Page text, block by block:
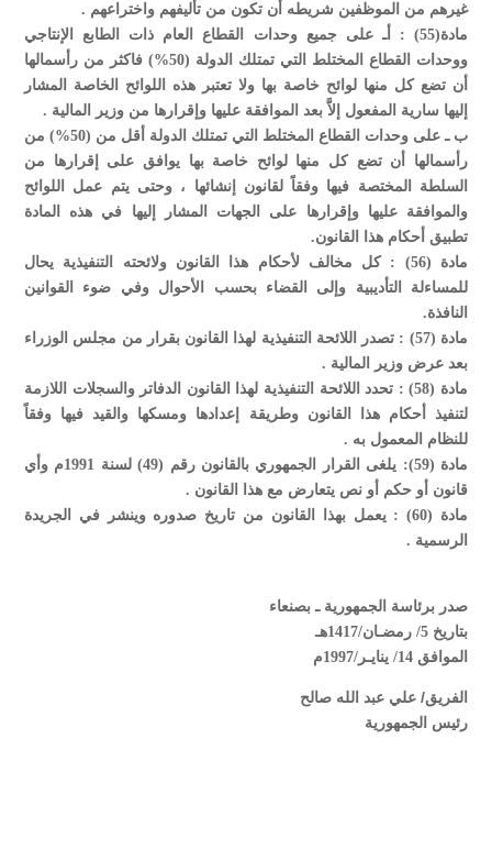
غيرهم من الموظفين شريطه أن تكون من تأليفهم واختراعهم .
مادة(55) : أـ على جميع وحدات القطاع العام ذات الطابع الإنتاجي
ووحدات القطاع المختلط التي تمتلك الدولة (50%) فاكثر من رأسمالها
أن تضع كل منها لوائح خاصة بها ولا تعتبر هذه اللوائح الخاصة المشار
إليها سارية المفعول إلاَّ بعد الموافقة عليها وإقرارها من وزير المالية .
ب ـ على وحدات القطاع المختلط التي تمتلك الدولة أقل من (50%) من
رأسمالها أن تضع كل منها لوائح خاصة بها يوافق على إقرارها من
السلطة المختصة فيها وفقاً لقانون إنشائها ، وحتى يتم عمل اللوائح
والموافقة عليها وإقرارها على الجهات المشار إليها في هذه المادة
تطبيق أحكام هذا القانون.
مادة (56) : كل مخالف لأحكام هذا القانون ولائحته التنفيذية يحال
للمساءلة التأديبية وإلى القضاء بحسب الأحوال وفي ضوء القوانين
النافذة.
مادة (57) : تصدر اللائحة التنفيذية لهذا القانون بقرار من مجلس الوزراء
بعد عرض وزير المالية .
مادة (58) : تحدد اللائحة التنفيذية لهذا القانون الدفاتر والسجلات اللازمة
لتنفيذ أحكام هذا القانون وطريقة إعدادها ومسكها والقيد فيها وفقاً
للنظام المعمول به .
مادة (59): يلغى القرار الجمهوري بالقانون رقم (49) لسنة 1991م وأي
قانون أو حكم أو نص يتعارض مع هذا القانون .
مادة (60) : يعمل بهذا القانون من تاريخ صدوره وينشر في الجريدة
الرسمية .
صدر برئاسة الجمهورية ـ بصنعاء
بتاريخ 5/ رمضـان/1417هـ
الموافق 14/ ينايـر/1997م
الفريق/ علي عبد الله صالح
رئيس الجمهورية